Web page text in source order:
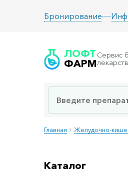
Бронирование
ЛОФТ
ФАРМ
Сервис
Главная Желудочно-
Каталог